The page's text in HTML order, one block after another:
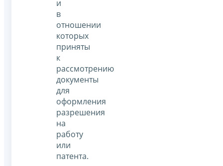
и
в
отношении
которых
приняты
к
рассмотрению
документы
для
оформления
разрешения
на
работу
или
патента.